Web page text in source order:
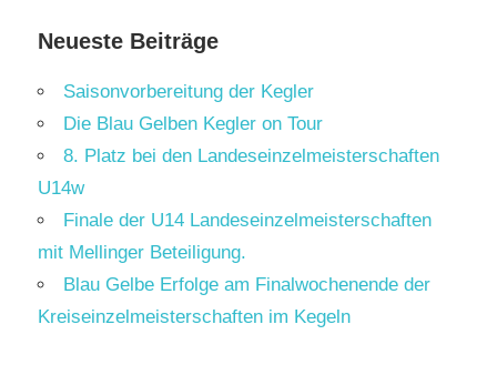
Neueste Beiträge
Saisonvorbereitung der Kegler
Die Blau Gelben Kegler on Tour
8. Platz bei den Landeseinzelmeisterschaften
U14w
Finale der U14 Landeseinzelmeisterschaften
mit Mellinger Beteiligung.
Blau Gelbe Erfolge am Finalwochenende der
Kreiseinzelmeisterschaften im Kegeln